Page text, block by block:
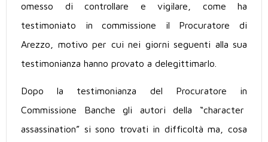
omesso di controllare e vigilare, come ha
testimoniato in commissione il Procuratore di
Arezzo, motivo per cui nei giorni seguenti alla sua
testimonianza hanno provato a delegittimarlo.
Dopo la testimonianza del Procuratore in
Commissione Banche gli autori della “character
assassination” si sono trovati in difficoltà ma, cosa